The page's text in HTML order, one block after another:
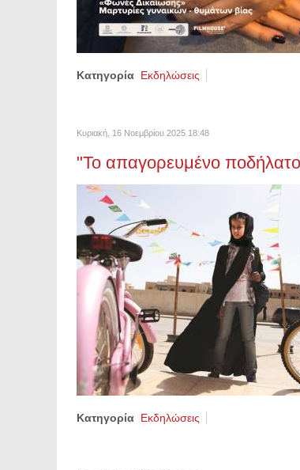
Κατηγορία Εκδηλώσεις
Κυριακή, 16 Νοεμβρίου 2025 18:48
"Το απαγορευμένο
Κατηγορία Εκδηλώσεις